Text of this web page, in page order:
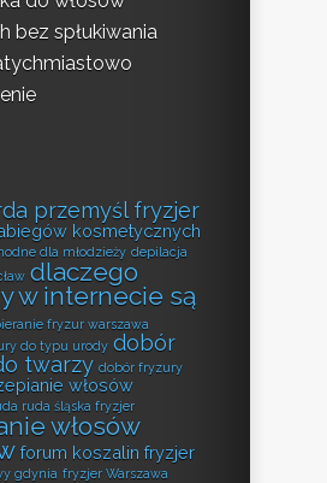
bez spłukiwania
przemyśl fryzjer
kosmetycznych
dla młodzieży depilacja
dlaczego
w internecie są
fryzur warszawa
do typu urody dobór
twarzy dobór fryzury
włosów
ruda śląska fryzjer
włosów
forum koszalin fryzjer
gdynia fryzjer Warszawa